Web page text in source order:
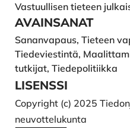
Vastuullisen tieteen
AVAINSANAT
Sananvapaus, Tieteen
Tiedeviestintä,
tutkijat, Tiedepolitiikka
LISENSSI
Copyright (c) 2025
neuvottelukunta